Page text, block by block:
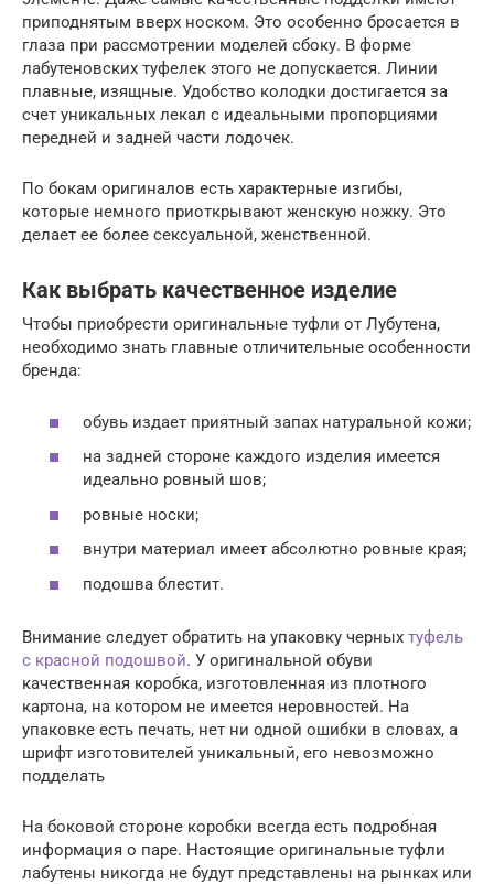
приподнятым вверх носком. Это особенно бросается в
глаза при рассмотрении моделей сбоку. В форме
лабутеновских туфелек этого не допускается. Линии
плавные, изящные. Удобство колодки достигается за
счет уникальных лекал с идеальными пропорциями
передней и задней части лодочек.
По бокам оригиналов есть характерные изгибы,
которые немного приоткрывают женскую ножку. Это
делает ее более сексуальной, женственной.
Как выбрать качественное изделие
Чтобы приобрести оригинальные туфли от Лубутена,
необходимо знать главные отличительные особенности
бренда:
обувь издает приятный запах натуральной кожи;
на задней стороне каждого изделия имеется
идеально ровный шов;
ровные носки;
внутри материал имеет абсолютно ровные края;
подошва блестит.
Внимание следует обратить на упаковку черных туфель
с красной подошвой. У оригинальной обуви
качественная коробка, изготовленная из плотного
картона, на котором не имеется неровностей. На
упаковке есть печать, нет ни одной ошибки в словах, а
шрифт изготовителей уникальный, его невозможно
подделать
На боковой стороне коробки всегда есть подробная
информация о паре. Настоящие оригинальные туфли
лабутены никогда не будут представлены на рынках или